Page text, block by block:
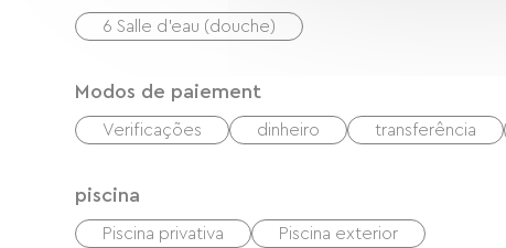
6 Salle d'eau (douche)
Modos de paiement
Verificações dinheiro transferência
piscina
Piscina privativa Piscina exterior